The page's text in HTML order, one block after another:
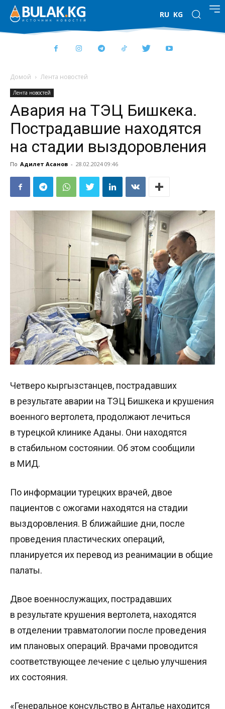
RU KG
Домой Лента новостей
Лента новостей
Авария на ТЭЦ Бишкека.
Пострадавшие находятся
на стадии выздоровления
По Адилет Асанов - 28.02.2024 09:46
Четверо кыргызстанцев, пострадавших
в результате аварии на ТЭЦ Бишкека и крушения
военного вертолета, продолжают лечиться
в турецкой клинике Аданы. Они находятся
в стабильном состоянии. Об этом сообщили
в МИД.
По информации турецких врачей, двое
пациентов с ожогами находятся на стадии
выздоровления. В ближайшие дни, после
проведения пластических операций,
планируется их перевод из реанимации в общие
палаты.
Двое военнослужащих, пострадавших
в результате крушения вертолета, находятся
в отделении травматологии после проведения
им плановых операций. Врачами проводится
соответствующее лечение с целью улучшения
их состояния.
«Генеральное консульство в Анталье находится